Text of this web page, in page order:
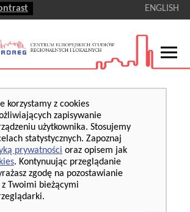
ENGLISH
korzystamy z cookies
zapisywanie
użytkownika. Stosujemy
statystycznych. Zapoznaj
prywatności oraz opisem jak
. Kontynuując przeglądanie
zgodę na pozostawianie
Twoimi bieżącymi